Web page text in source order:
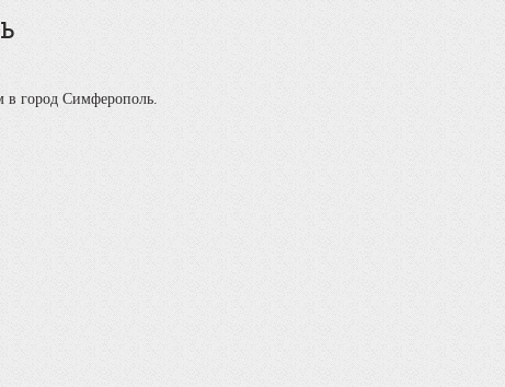
в город Симферополь.